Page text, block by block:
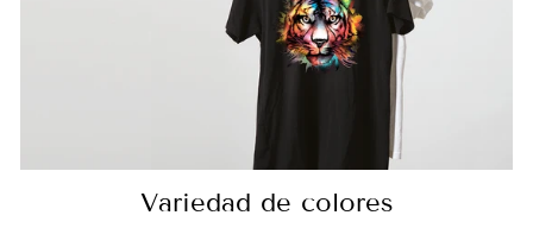
Variedad de colores